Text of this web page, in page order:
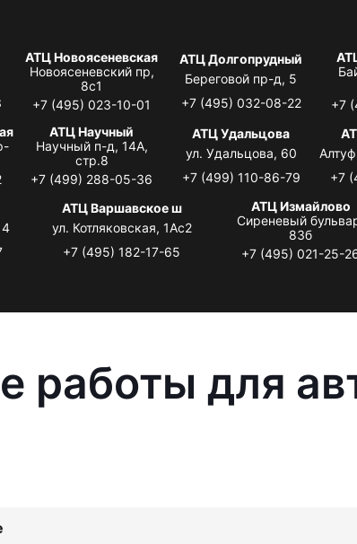
АТЦ Новоясеневская
Новоясеневский пр,
8с1
+7 (495) 023-10-01
АТЦ Долгопрудный
Береговой пр-д, 5
+7 (495) 032-08-22
+7
АТЦ Научный
Научный п-д, 14А,
стр.8
+7 (499) 288-05-36
АТЦ Удальцова
ул. Удальцова, 60
+7 (499) 110-86-79
+7
АТЦ Варшавское ш
ул. Котляковская, 1Ас2
+7 (495) 182-17-65
АТЦ Измайлово
Сиреневый
83б
+7 (495) 021-25-
работы для